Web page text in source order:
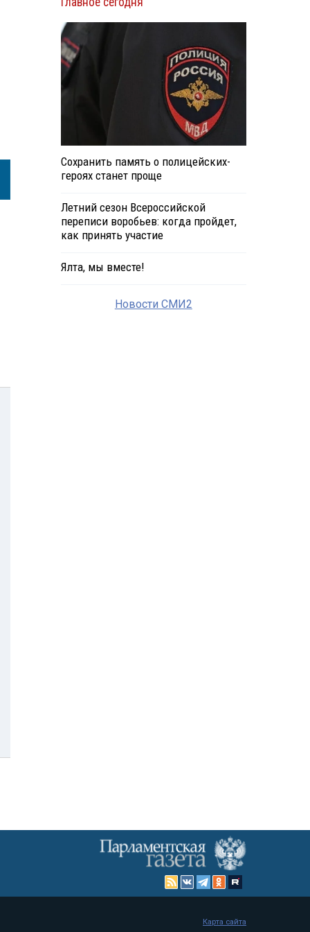
Сохранить память о полицейских-
героях станет проще
Летний сезон Всероссийской
переписи воробьев: когда пройдет,
как принять участие
Ялта, мы вместе!
Новости СМИ2
Карта сайта